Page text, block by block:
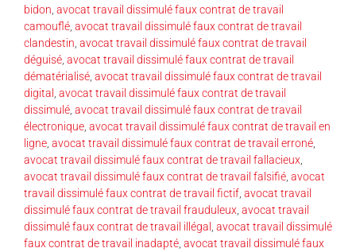
bidon avocat travail dissimulé faux contrat de travail
camouflé avocat travail dissimulé faux contrat de travail
clandestin avocat travail dissimulé faux contrat de travail
déguisé avocat travail dissimulé faux contrat de travail
dématérialisé avocat travail dissimulé faux contrat de travail
digital avocat travail dissimulé faux contrat de travail
dissimulé avocat travail dissimulé faux contrat de travail
électronique avocat travail dissimulé faux contrat de travail en
ligne avocat travail dissimulé faux contrat de travail erroné
avocat travail dissimulé faux contrat de travail fallacieux
avocat travail dissimulé faux contrat de travail falsifié avocat
travail dissimulé faux contrat de travail fictif avocat travail
dissimulé faux contrat de travail frauduleux avocat travail
dissimulé faux contrat de travail illégal avocat travail dissimulé
faux contrat de travail inadapté avocat travail dissimulé faux